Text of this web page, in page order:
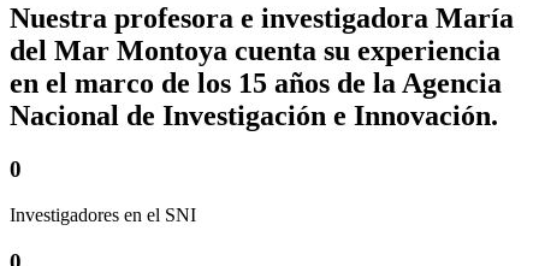
Nuestra profesora e investigadora María
del Mar Montoya cuenta su experiencia
en el marco de los 15 años de la Agencia
Nacional de Investigación e Innovación.
0
Investigadores en el SNI